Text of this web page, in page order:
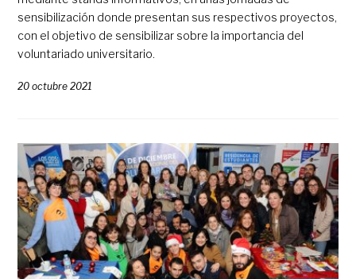
sensibilización donde presentan sus respectivos proyectos,
con el objetivo de sensibilizar sobre la importancia del
voluntariado universitario.
20 octubre 2021